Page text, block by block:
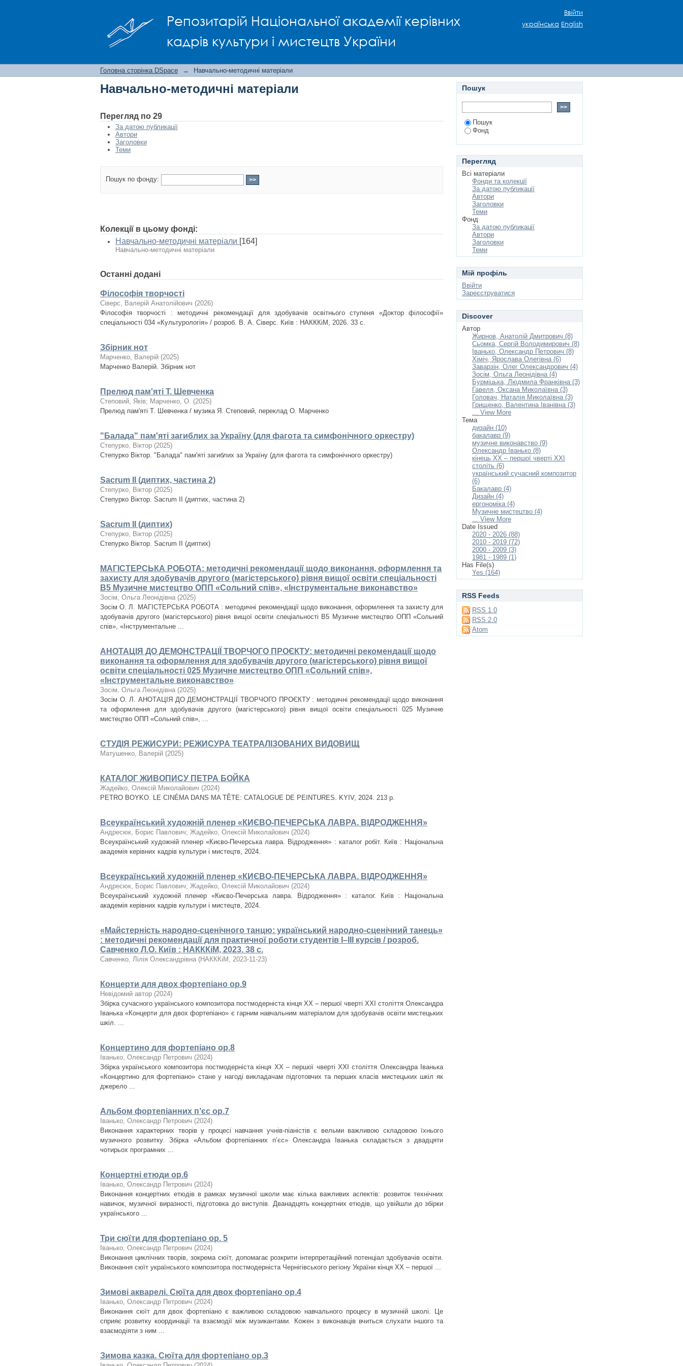
Репозитарій Національної академії керівних
кадрів культури і мистецтв України
Ввійти
українська English
Головна сторінка DSpace → Навчально-методичні матеріали
Навчально-методичні матеріали
Перегляд по 29
За датою публикації
Автори
Заголовки
Теми
Пошук по фонду:
Колекції в цьому фонді:
Навчально-методичні матеріали [164]
Навчально-методичні матеріали
Останні додані
Філософія творчості
Сіверс, Валерій Анатолійович (2026)
Філософія творчості : методичні рекомендації для здобувачів освітнього ступеня «Доктор філософії»
спеціальності 034 «Культурологія» / розроб. В. А. Сіверс. Київ : НАКККіМ, 2026. 33 с.
Збірник нот
Марченко, Валерій (2025)
Марченко Валерій. Збірник нот
Прелюд пам'яті Т. Шевченка
Степовий, Яків; Марченко, О. (2025)
Прелюд пам'яті Т. Шевченка / музика Я. Степовий, переклад О. Марченко
"Балада" пам'яті загиблих за Україну (для фагота та симфонічного оркестру)
Степурко, Віктор (2025)
Степурко Віктор. "Балада" пам'яті загиблих за Україну (для фагота та симфонічного оркестру)
Sacrum II (диптих, частина 2)
Степурко, Віктор (2025)
Степурко Віктор. Sacrum ІІ (диптих, частина 2)
Sacrum II (диптих)
Степурко, Віктор (2025)
Степурко Віктор. Sacrum II (диптих)
МАГІСТЕРСЬКА РОБОТА: методичні рекомендації щодо виконання, оформлення та
захисту для здобувачів другого (магістерського) рівня вищої освіти спеціальності
В5 Музичне мистецтво ОПП «Сольний спів», «Інструментальне виконавство»
Зосім, Ольга Леонідівна (2025)
Зосім О. Л. МАГІСТЕРСЬКА РОБОТА : методичні рекомендації щодо виконання, оформлення та захисту для
здобувачів другого (магістерського) рівня вищої освіти спеціальності В5 Музичне мистецтво ОПП «Сольний
спів», «Інструментальне ...
АНОТАЦІЯ ДО ДЕМОНСТРАЦІЇ ТВОРЧОГО ПРОЄКТУ: методичні рекомендації щодо
виконання та оформлення для здобувачів другого (магістерського) рівня вищої
освіти спеціальності 025 Музичне мистецтво ОПП «Сольний спів»,
«Інструментальне виконавство»
Зосім, Ольга Леонідівна (2025)
Зосім О. Л. АНОТАЦІЯ ДО ДЕМОНСТРАЦІЇ ТВОРЧОГО ПРОЄКТУ : методичні рекомендації щодо виконання
та оформлення для здобувачів другого (магістерського) рівня вищої освіти спеціальності 025 Музичне
мистецтво ОПП «Сольний спів», ...
СТУДІЯ РЕЖИСУРИ: РЕЖИСУРА ТЕАТРАЛІЗОВАНИХ ВИДОВИЩ
Матушенко, Валерій (2025)
КАТАЛОГ ЖИВОПИСУ ПЕТРА БОЙКА
Жадейко, Олексій Миколайович (2024)
PETRO BOYKO. LE CINÉMA DANS MA TÊTE: CATALOGUE DE PEINTURES. KYIV, 2024. 213 р.
Всеукраїнський художній пленер «КИЄВО-ПЕЧЕРСЬКА ЛАВРА. ВІДРОДЖЕННЯ»
Андресюк, Борис Павлович; Жадейко, Олексій Миколайович (2024)
Всеукраїнський художній пленер «Києво-Печерська лавра. Відродження» : каталог робіт. Київ : Національна
академія керівних кадрів культури і мистецтв, 2024.
Всеукраїнський художній пленер «КИЄВО-ПЕЧЕРСЬКА ЛАВРА. ВІДРОДЖЕННЯ»
Андресюк, Борис Павлович; Жадейко, Олексій Миколайович (2024)
Всеукраїнський художній пленер «Києво-Печерська лавра. Відродження» : каталог. Київ : Національна
академія керівних кадрів культури і мистецтв, 2024.
«Майстерність народно-сценічного танцю: український народно-сценічний танець»
: методичні рекомендації для практичної роботи студентів І–IІІ курсів / розроб.
Савченко Л.О. Київ : НАКККіМ, 2023. 38 с.
Савченко, Лілія Олександрівна (НАКККіМ , 2023-11-23)
Концерти для двох фортепіано ор.9
Невідомий автор (2024)
Збірка сучасного українського композитора постмодерніста кінця ХХ – першої чверті ХХІ століття Олександра
Іванька «Концерти для двох фортепіано» є гарним навчальним матеріалом для здобувачів освіти мистецьких
шкіл. ...
Концертино для фортепіано ор.8
Іванько, Олександр Петрович (2024)
Збірка українського композитора постмодерніста кінця ХХ – першої чверті ХХІ століття Олександра Іванька
«Концертино для фортепіано» стане у нагоді викладачам підготовчих та перших класів мистецьких шкіл як
джерело ...
Альбом фортепіанних пʼєс ор.7
Іванько, Олександр Петрович (2024)
Виконання характерних творів у процесі навчання учнів-піаністів є вельми важливою складовою їхнього
музичного розвитку. Збірка «Альбом фортепіанних пʼєс» Олександра Іванька складається з двадцяти
чотирьох програмних ...
Концертні етюди ор.6
Іванько, Олександр Петрович (2024)
Виконання концертних етюдів в рамках музичної школи має кілька важливих аспектів: розвиток технічних
навичок, музичної виразності, підготовка до виступів. Дванадцять концертних етюдів, що увійшли до збірки
українського ...
Три сюїти для фортепіано ор. 5
Іванько, Олександр Петрович (2024)
Виконання циклічних творів, зокрема сюїт, допомагає розкрити інтерпретаційний потенціал здобувачів освіти.
Виконання сюїт українського композитора постмодерніста Чернігівського регіону України кінця ХХ – першої ...
Зимові акварелі. Сюїта для двох фортепіано ор.4
Іванько, Олександр Петрович (2024)
Виконання сюїт для двох фортепіано є важливою складовою навчального процесу в музичній школі. Це
сприяє розвитку координації та взаємодії між музикантами. Кожен з виконавців вчиться слухати іншого та
взаємодіяти з ним ...
Зимова казка. Сюїта для фортепіано ор.3
Пошук
Пошук
Фонд
Перегляд
Всі матеріали
Фонди та колекції
За датою публикації
Автори
Заголовки
Теми
Фонд
За датою публикації
Автори
Заголовки
Теми
Мій профіль
Ввійти
Зареєструватися
Discover
Автор
Жирнов, Анатолій Дмитрович (8)
Сьомка, Сергій Володимирович (8)
Іванько, Олександр Петрович (8)
Хіміч, Ярослава Олегівна (6)
Заварзін, Олег Олександрович (4)
Зосім, Ольга Леонідівна (4)
Бурміцька, Людмила Франківна (3)
Гавеля, Оксана Миколаївна (3)
Головач, Наталія Миколаївна (3)
Грищенко, Валентина Іванівна (3)
... View More
Тема
дизайн (10)
бакалавр (9)
музичне виконавство (9)
Олександр Іванько (8)
кінець ХХ – першої чверті ХХІ
століть (6)
український сучасний композитор
(6)
Бакалавр (4)
Дизайн (4)
ергономіка (4)
Музичне мистецтво (4)
... View More
Date Issued
2020 - 2026 (88)
2010 - 2019 (72)
2000 - 2009 (3)
1981 - 1989 (1)
Has File(s)
Yes (164)
RSS Feeds
RSS 1.0
RSS 2.0
Atom